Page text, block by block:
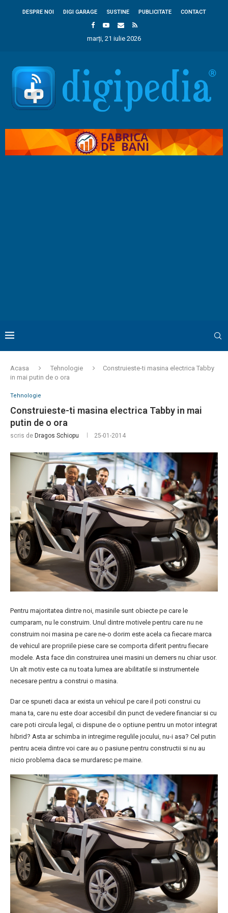
DESPRE NOI DIGI GARAGE SUSTINE PUBLICITATE CONTACT
marți, 21 iulie 2026
Acasa Tehnologie
Construieste-ti masina electrica Tabby
in mai putin de o ora
Tehnologie
Construieste-ti masina electrica Tabby in mai
putin de o ora
scris de Dragos Schiopu 25-01-2014
Pentru majoritatea dintre noi, masinile sunt obiecte pe care le
cumparam, nu le construim. Unul dintre motivele pentru care nu ne
construim noi masina pe care ne-o dorim este acela ca fiecare marca
de vehicul are propriile piese care se comporta diferit pentru fiecare
modele. Asta face din construirea unei masini un demers nu chiar usor.
Un alt motiv este ca nu toata lumea are abilitatile si instrumentele
necesare pentru a construi o masina.
Dar ce spuneti daca ar exista un vehicul pe care il poti construi cu
mana ta, care nu este doar accesibil din punct de vedere financiar si cu
care poti circula legal, ci dispune de o optiune pentru un motor integrat
hibrid? Asta ar schimba in intregime regulile jocului, nu-i asa? Cel putin
pentru aceia dintre voi care au o pasiune pentru constructii si nu au
nicio problema daca se murdaresc pe maine.